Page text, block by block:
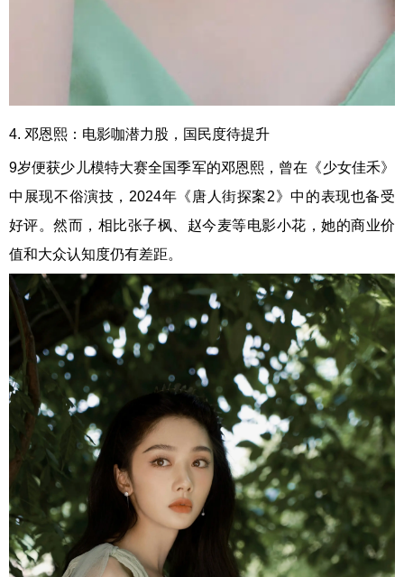
4. 邓恩熙：电影咖潜力股，国民度待提升
9岁便获少儿模特大赛全国季军的邓恩熙，曾在《少女佳禾》
中展现不俗演技，2024年《唐人街探案2》中的表现也备受
好评。然而，相比张子枫、赵今麦等电影小花，她的商业价
值和大众认知度仍有差距。